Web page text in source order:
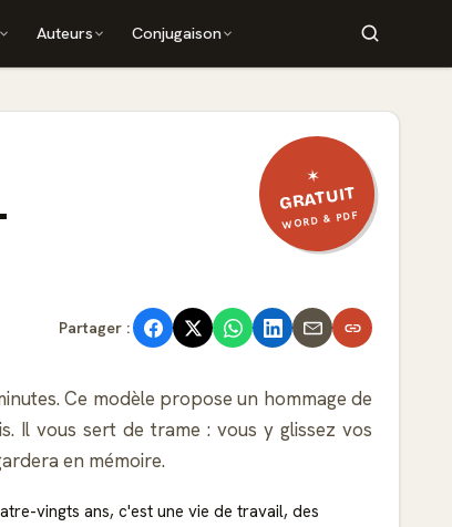
Auteurs Conjugaison
✶
GRATUIT
WORD & PDF
Partager :
Ce modèle propose un hommage de
Il vous sert de trame : vous y glissez vos
en mémoire.
vingts ans, c'est une vie de travail, des